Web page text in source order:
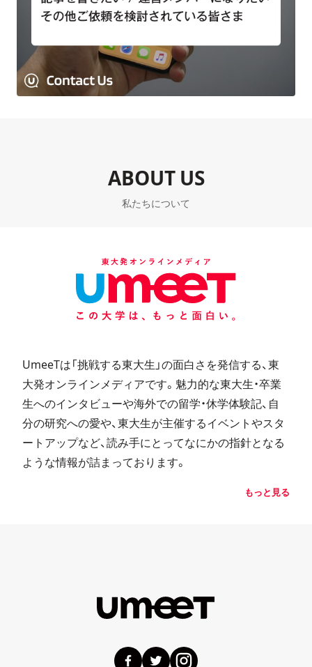
ABOUT US
私たちについて
UmeeTは「挑戦する東大生」の面白さを発信する、東
大発オンラインメディアです。魅力的な東大生・卒業
生へのインタビューや海外での留学・休学体験記、自
分の研究への愛や、東大生が主催するイベントやスタ
ートアップなど、読み手にとってなにかの指針となる
ような情報が詰まっております。
もっと見る